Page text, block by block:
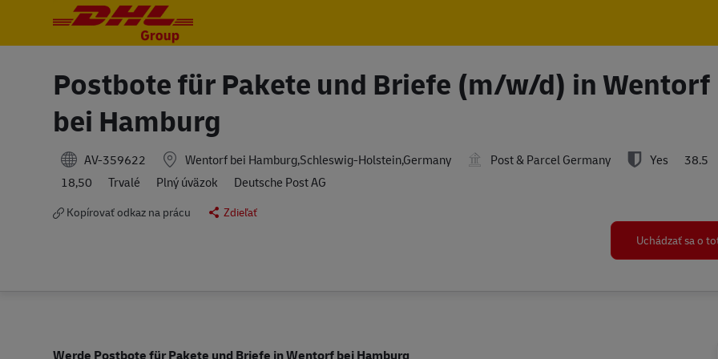
Postbote für Pakete und Briefe (m/w/d) in Wentorf
bei Hamburg
AV-359622 Wentorf bei Hamburg,Schleswig-Holstein,Germany Post & Parcel Germany Yes
38.5
18,50
Trvalé Plný úväzok Deutsche Post AG
Kopírovať odkaz na prácu
Zdieľať
Uchádzať sa o
Werde Postbote für Pakete und Briefe in Wentorf bei Hamburg